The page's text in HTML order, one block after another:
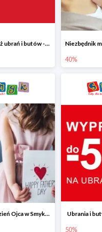
Cała wyprzedaż ubrań i butów -50%
40%
Prezenty na Dzień Ojca w Smyku do -40% Ubrania i
50%